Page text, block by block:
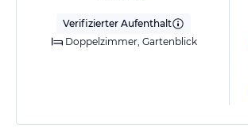
Verifizierter Aufenthalt
Doppelzimmer, Gartenblick